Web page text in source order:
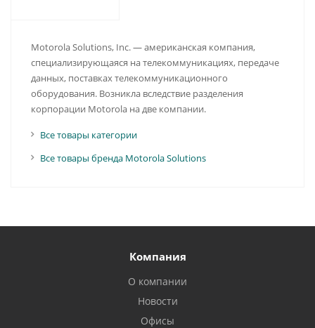
Motorola Solutions, Inc. — американская компания,
специализирующаяся на телекоммуникациях, передаче
данных, поставках телекоммуникационного
оборудования. Возникла вследствие разделения
корпорации Motorola на две компании.
Все товары категории
Все товары бренда Motorola Solutions
Компания
О компании
Новости
Офисы